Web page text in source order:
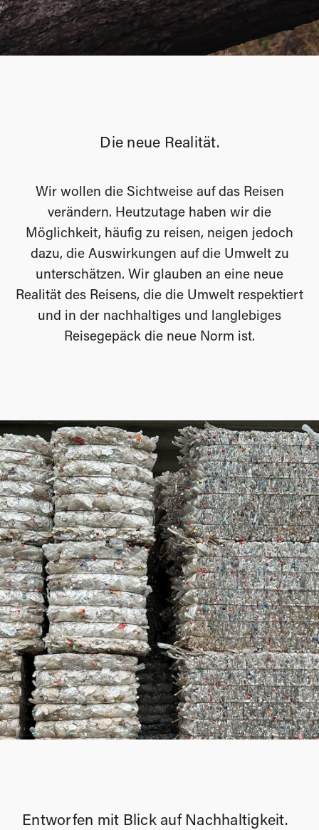
Die neue Realität.
Wir wollen die Sichtweise auf das Reisen
verändern. Heutzutage haben wir die
Möglichkeit, häufig zu reisen, neigen jedoch
dazu, die Auswirkungen auf die Umwelt zu
unterschätzen. Wir glauben an eine neue
Realität des Reisens, die die Umwelt respektiert
und in der nachhaltiges und langlebiges
Reisegepäck die neue Norm ist.
Entworfen mit Blick auf Nachhaltigkeit.